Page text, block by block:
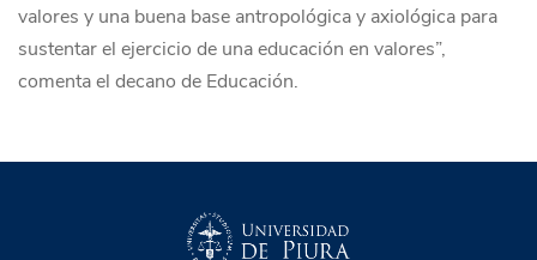
valores y una buena base antropológica y axiológica para
sustentar el ejercicio de una educación en valores”,
comenta el decano de Educación.